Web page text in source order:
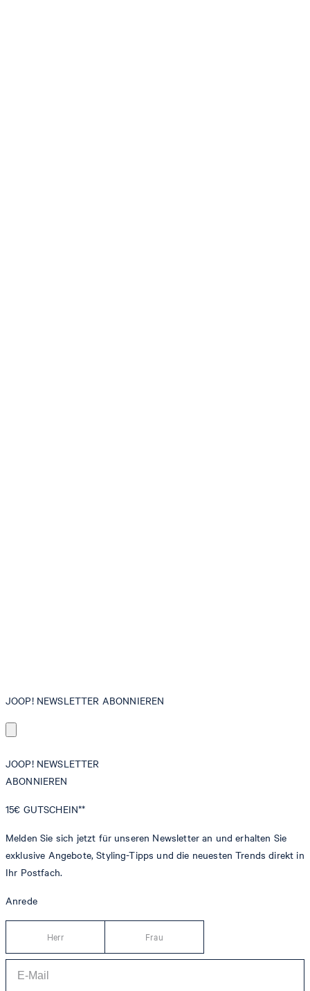
JOOP! NEWSLETTER ABONNIEREN
JOOP! NEWSLETTER
ABONNIEREN
15€ GUTSCHEIN**
Melden Sie sich jetzt für unseren Newsletter an und erhalten Sie
exklusive Angebote, Styling-Tipps und die neuesten Trends direkt in
Ihr Postfach.
Anrede
Herr Frau